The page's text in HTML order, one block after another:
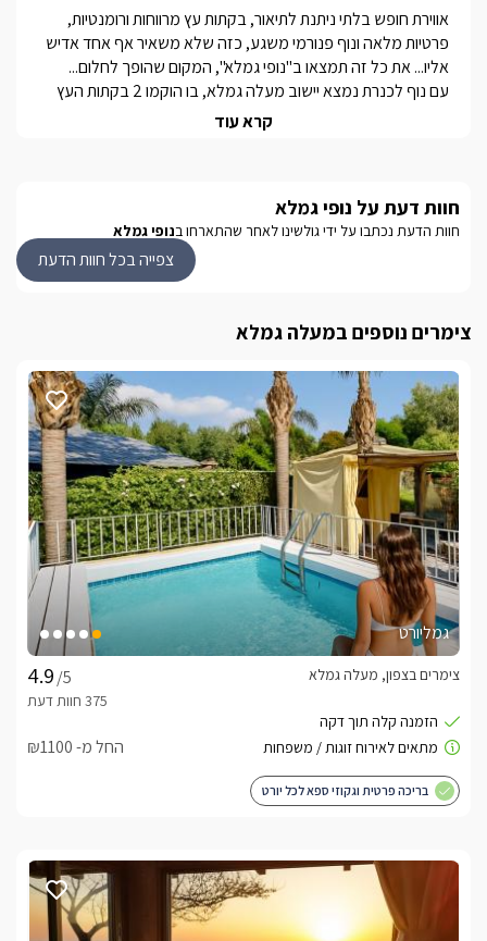
אנו מכבדים שובר נופש למילואימניקים
הצימר עבר שיפוץ וחידוש- בכל אחת מהיחידות תיהנו מבקתה
מרווחת וגדולה, מעוצבת בצבעי לבן ובעלת רצפת פרקט חומה.
מיטה זוגית מפנקת עשויה עץ איכותי, למולה מסך LCD 50" עם
חיבור לערוצי yes, ונטפליקס, נגן DVD, חדר רחצה, פינת סעודה
בפינת הבקתה, סמוך לחלון ענק ניצב ג'וזי עגול ומפנק, עטוף עץ
בחצר היחידות תיהנו ממדשאה גדולה ופתוחה הצופה על כל הנוף
** אזור שקט ללא אזעקות 5 דק' מהכנרת.
בחצר היחידות תיהנו ממרפסת נוף פרטית לכל אחת, ופינות ישיבה
יין משובח, שוקולדים, נעלי ספא, בירות, שתייה קלה, מאפים
ותמרוקי רחצה.בתוספת תשלוםבתיאום מראש תוכלו ליהנות
מארוחת בוקר גלילית טעימה במיוחד.טיפולים ועיסויים מפנקים
להרגעת הגוף והנפש בהזמנה מוקדמת.
קרא עוד
חוות דעת על נופי גמלא
חוות הדעת נכתבו על ידי גולשינו לאחר שהתארחו בנופי גמלא
צפייה בכל חוות הדעת
צימרים נוספים במעלה גמלא
גמליורט
/5
צימרים בצפון, מעלה גמלא
החל מ- ₪1100
בריכה פרטית וגקוזי ספא לכל יורט